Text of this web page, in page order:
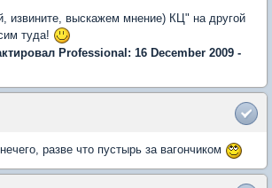
извините, выскажем мнение) КЦ" на другой
туда!
Professional: 16 December 2009 -
разве что пустырь за вагончиком